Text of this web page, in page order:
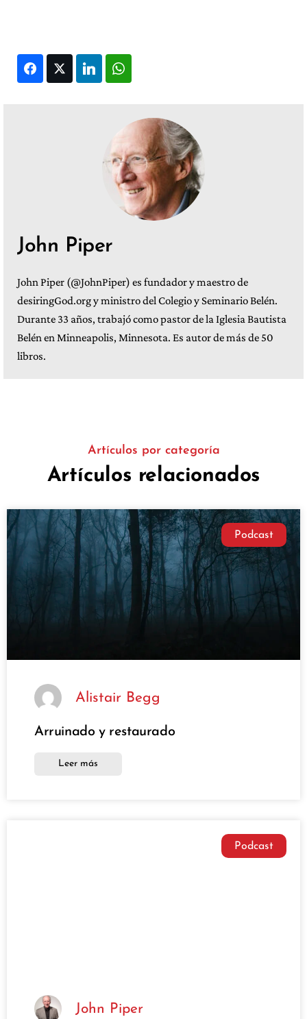
FacebookTwitter LinkedIn
John Piper
John Piper (@JohnPiper) es fundador y maestro de
desiringGod.org y ministro del Colegio y Seminario Belén.
Durante 33 años, trabajó como pastor de la Iglesia Bautista
Belén en Minneapolis, Minnesota. Es autor de más de 50
libros.
Artículos por categoría
Artículos relacionados
Podcast
Alistair Begg
Arruinado y restaurado
Leer más
Podcast
John Piper